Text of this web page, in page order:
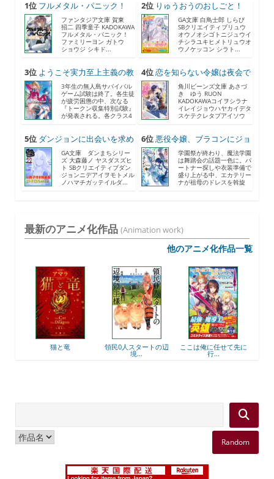
1位 フルメタル・パニック！
F...
ファンタジア文庫 賀東
招二 四季童子 KADOKAWA
フルメタル・パニック！
ファミリーヨン ガトウ
ショウジ シキド...
2位 りゅうおうのおしごと！
21...
GA文庫 白鳥士郎 しらび
SBクリエイティブリュウ
オウノオシゴトニジュウイ
チシラユキヒメトリュウオ
ウノケッコン シラト...
3位 ようこそ実力至上主義の教
室...
3年生の無人島サバイバル
ゲーム試験は終了。各生徒
が疲労困憊の中、次なる
『トークン収集特別試験』
が発表される。各クラス4
4位恋を知らない令嬢は夜会で
助...
角川ビーンズ文庫 あさづ
き ゆう RUON
KADOKAWAコイヲシラナ
イレイジョウハヤカイデタ
スケテクレタブアイソウ
5位 ダンジョンに出会いを求め
る...
GA文庫 ダンまちシリー
ズ 大森藤ノ ヤスダスズヒ
ト SBクリエイティブダン
ジョンニデアイヲモトメル
ノハマチガッテイルダ...
6位悪役令嬢、ブラコンにジョ
ブ...
学園祭が終わり、魔法学園
は舞踏会の話題一色に。パ
ートナー探しや衣装準備で
盛り上がる中、エカテリー
ナが祖母のドレスを斡旋
最新のアニメ化作品 (Animation work)
他のアニメ化作品一覧
猫と竜 領民0人スタートの辺
境...
ここは俺に任せて先に
行...
Random